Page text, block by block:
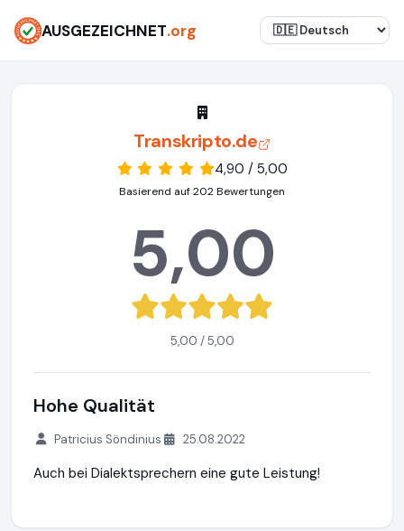
AUSGEZEICHNET.org
Transkripto.de
4,90 / 5,00
Basierend auf 202 Bewertungen
5,00
5,00 / 5,00
Hohe Qualität
Patricius Söndinius 25.08.2022
Auch bei Dialektsprechern eine gute Leistung!